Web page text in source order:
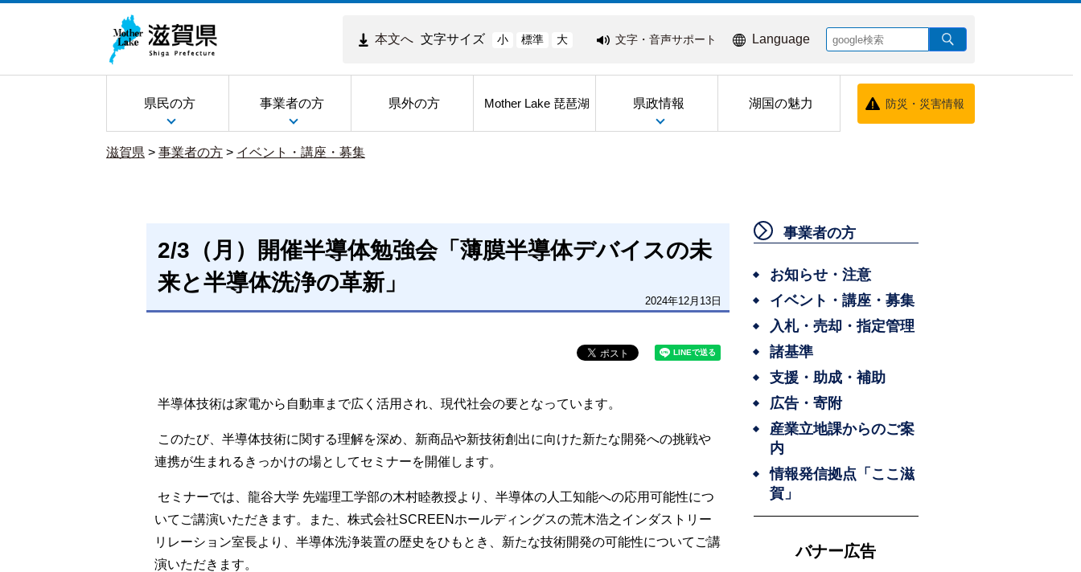
本文へ 文字サイズ 小 標準 大 文字・音声サポート Language
県民の方 事業者の方 県外の方 Mother Lake 琵琶湖 県政情報 湖国の魅力 防災・災害情報
滋賀県 > 事業者の方 > イベント・講座・募集
2/3（月）開催半導体勉強会「薄膜半導体デバイスの未
来と半導体洗浄の革新」
2024年12月13日
半導体技術は家電から自動車まで広く活用され、現代社会の要となっています。
このたび、半導体技術に関する理解を深め、新商品や新技術創出に向けた新たな開発への挑戦や
連携が生まれるきっかけの場としてセミナーを開催します。
セミナーでは、龍谷大学 先端理工学部の木村睦教授より、半導体の人工知能への応用可能性につ
いてご講演いただきます。また、株式会社SCREENホールディングスの荒木浩之インダストリー
リレーション室長より、半導体洗浄装置の歴史をひもとき、新たな技術開発の可能性についてご講
演いただきます。
事業者の方
お知らせ・注意
イベント・講座・募集
入札・売却・指定管理
諸基準
支援・助成・補助
広告・寄附
産業立地課からのご案
内
情報発信拠点「ここ滋
賀」
バナー広告